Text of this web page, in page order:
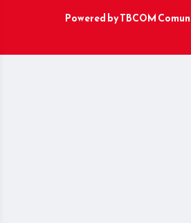
Powered byTBCOM